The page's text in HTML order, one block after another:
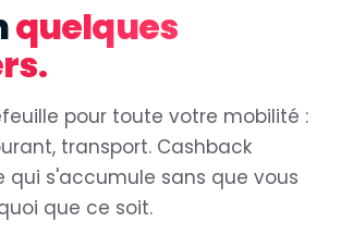
quelques
pour toute votre mobilité :
transport. Cashback
s'accumule sans que vous
que ce soit.